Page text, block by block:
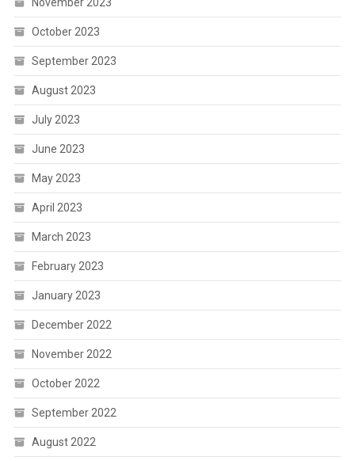
October 2023
September 2023
August 2023
July 2023
June 2023
May 2023
April 2023
March 2023
February 2023
January 2023
December 2022
November 2022
October 2022
September 2022
August 2022